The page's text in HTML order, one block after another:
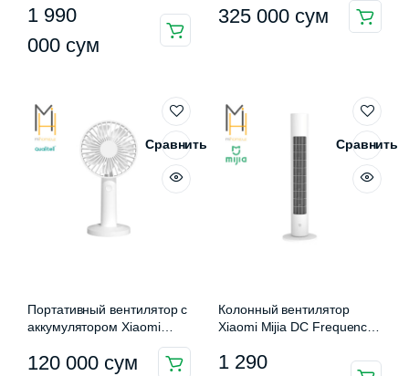
(TJXDNQ08ZM)
1 990
000 сум
325 000 сум
Этот
вариаций.
Опции
можно
Сравнить
Портативный вентилятор с
аккумулятором Xiaomi
(ZS6001)
120 000 сум
Сравнить
Колонный вентилятор
Xiaomi Mijia DC Frequency
(BPTS01DM)
1 290